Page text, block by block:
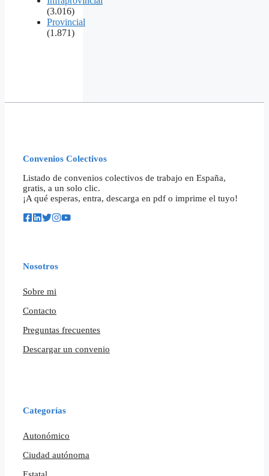
(3.016)
Provincial
(1.871)
Convenios Colectivos
Listado de convenios colectivos de trabajo en España,
gratis, a un solo clic.
¡A qué esperas, entra, descarga en pdf o imprime el tuyo!
Nosotros
Sobre mi
Contacto
Preguntas frecuentes
Descargar un convenio
Categorías
Autonómico
Ciudad autónoma